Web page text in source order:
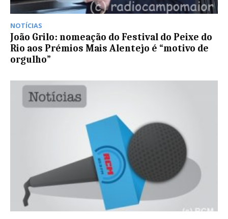
NOTÍCIAS
João Grilo: nomeação do Festival do Peixe do
Rio aos Prémios Mais Alentejo é “motivo de
orgulho”